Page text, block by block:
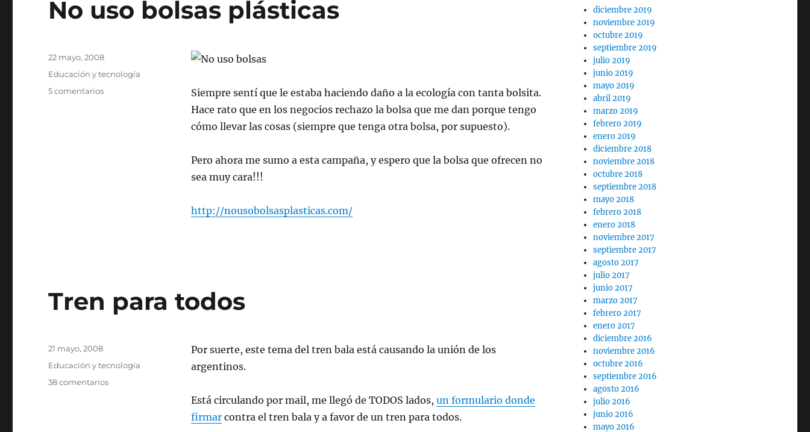
No uso bolsas plásticas
Siempre sentí que le estaba haciendo daño a la ecología con tanta bolsita.
Hace rato que en los negocios rechazo la bolsa que me dan porque tengo
cómo llevar las cosas (siempre que tenga otra bolsa, por supuesto).
Pero ahora me sumo a esta campaña, y espero que la bolsa que ofrecen no
sea muy cara!!!
http://nousobolsasplasticas.com/
Publicado
22 mayo, 2008
Categorías
Educación y tecnología
5 comentariosen
Tren para todos
Por suerte, este tema del tren bala está causando la unión de los
argentinos.
Está circulando por mail, me llegó de TODOS lados, un formulario donde
firmarcontra el tren bala y a favor de un tren para todos.
Publicado
el
21 mayo, 2008
Categorías
Educación y tecnología
38 comentariosen
diciembre 2019
noviembre 2019
octubre 2019
septiembre 2019
julio 2019
junio 2019
mayo 2019
abril 2019
marzo 2019
febrero 2019
enero 2019
diciembre 2018
noviembre 2018
octubre 2018
septiembre 2018
mayo 2018
febrero 2018
enero 2018
noviembre 2017
septiembre 2017
agosto 2017
julio 2017
junio 2017
marzo 2017
febrero 2017
enero 2017
diciembre 2016
noviembre 2016
octubre 2016
septiembre 2016
agosto 2016
julio 2016
junio 2016
mayo 2016